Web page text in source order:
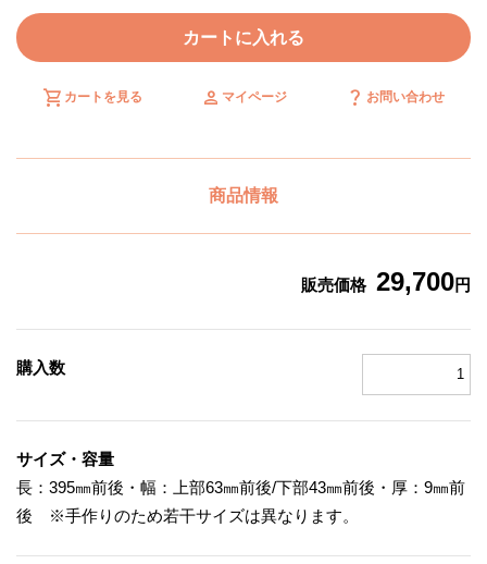
カートに入れる
shopping_cart カートを見る person マイページ question_mark お問い合わせ
商品情報
販売価格 29,700円
購入数
サイズ・容量
長：395㎜前後・幅：上部63㎜前後/下部43㎜前後・厚：9㎜前
後 ※手作りのため若干サイズは異なります。